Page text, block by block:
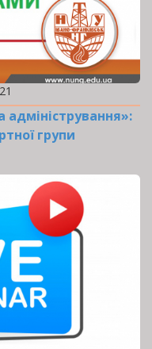
адміністрування»:
групи